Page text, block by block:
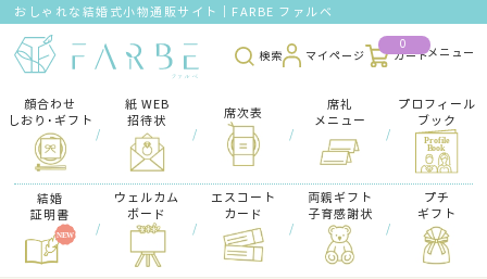
おしゃれな結婚式小物通販サイト｜FARBE ファルベ
検索 マイページ
0
カート
顔合わせ
しおり･ギフト
/
紙 WEB
招待状
/
席次表
/
席礼
メニュー
/
プロフィール
ブック
結婚
証明書
/
ウェルカム
ボード
/
エスコート
カード
/
両親ギフト
子育感謝状
/
プチ
ギフト